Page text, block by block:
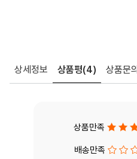
상세정보 상품평(4) 상품문의
상품만족
배송만족